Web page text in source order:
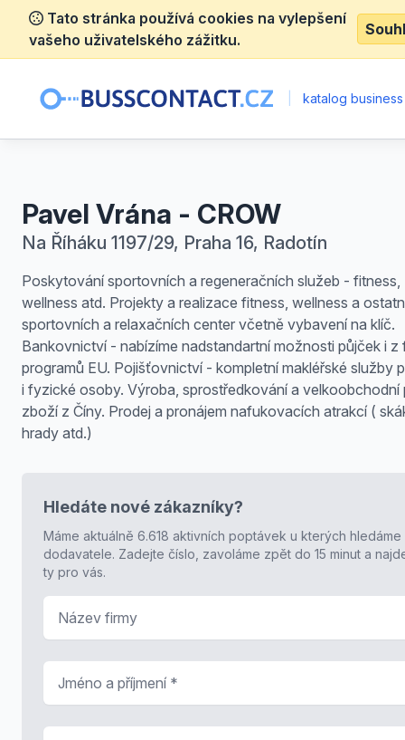
Tato stránka používá cookies na vylepšení
vašeho uživatelského zážitku.
katalog
Pavel Vrána - CROW
Na Říháku 1197/29, Praha 16, Radotín
Poskytování sportovních a regeneračních služeb - fitness,
wellness atd. Projekty a realizace fitness, wellness a
sportovních a relaxačních center včetně vybavení na klíč.
Bankovnictví - nabízíme nadstandartní možnosti půjček i z
programů EU. Pojišťovnictví - kompletní makléřské služby
i fyzické osoby. Výroba, sprostředkování a velkoobchodní
zboží z Číny. Prodej a pronájem nafukovacích atrakcí (
hrady atd.)
Hledáte nové zákazníky?
Máme aktuálně 6.618 aktivních poptávek u kterých hledáme
dodavatele. Zadejte číslo, zavoláme zpět do 15 minut a
ty pro vás.